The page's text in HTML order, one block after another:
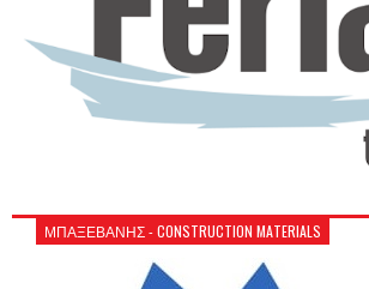
ΜΠΑΞΕΒΑΝΗΣ - CONSTRUCTION MATERIALS